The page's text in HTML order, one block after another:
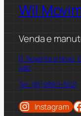
Wil
Venda e
R. Noventa e Nove,
480
Tel: (81)98811-5021
Instagram